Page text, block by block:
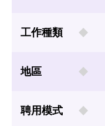
工作種類
地區
聘用模式